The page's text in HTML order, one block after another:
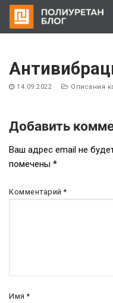
содержимому
14.09.2022 Описания
Навигация
по
записям
Добавить
Ваш адрес email не
помечены *
Комментарий*
Имя*